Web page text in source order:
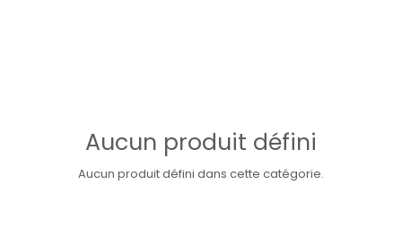
Aucun produit défini
Aucun produit défini dans cette catégorie.